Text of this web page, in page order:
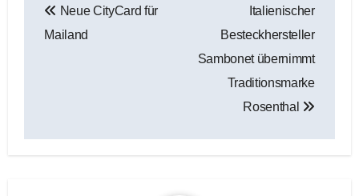
Neue CityCard für
Mailand
Italienischer
Besteckhersteller
Sambonet übernimmt
Traditionsmarke
Rosenthal